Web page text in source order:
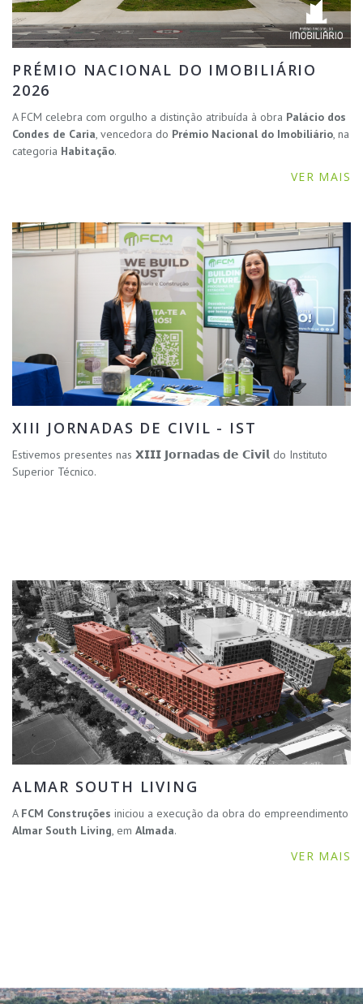
PRÉMIO NACIONAL DO IMOBILIÁRIO
2026
A FCM celebra com orgulho a distinção atribuída à obra Palácio dos
Condes de Caria, vencedora do Prémio Nacional do Imobiliário, na
categoria Habitação.
VER MAIS
XIII JORNADAS DE CIVIL - IST
Estivemos presentes nas 𝗫𝗜𝗜𝗜 𝗝𝗼𝗿𝗻𝗮𝗱𝗮𝘀 𝗱𝗲 𝗖𝗶𝘃𝗶𝗹 do Instituto
Superior Técnico.
ALMAR SOUTH LIVING
A FCM Construções iniciou a execução da obra do empreendimento
Almar South Living, em Almada.
VER MAIS